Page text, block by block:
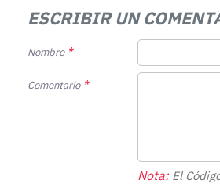
ESCRIBIR UN
Nombre
Comentario
Nota:El